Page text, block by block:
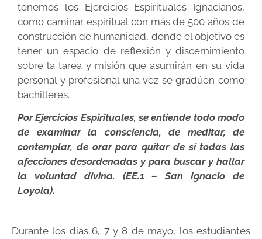
tenemos los Ejercicios Espirituales Ignacianos,
como caminar espiritual con más de 500 años de
construcción de humanidad, donde el objetivo es
tener un espacio de reflexión y discernimiento
sobre la tarea y misión que asumirán en su vida
personal y profesional una vez se gradúen como
bachilleres.
Por Ejercicios Espirituales, se entiende todo modo
de examinar la consciencia, de meditar, de
contemplar, de orar para quitar de sí todas las
afecciones desordenadas y para buscar y hallar
la voluntad divina. (EE.1 – San Ignacio de
Loyola).
Durante los días 6, 7 y 8 de mayo, los estudiantes